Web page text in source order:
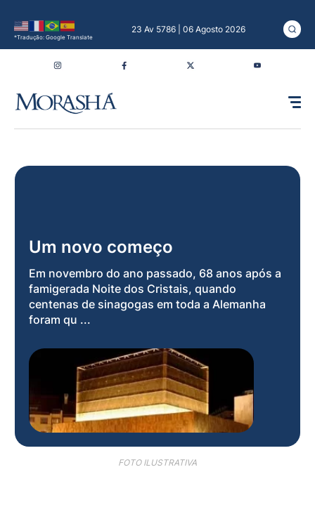
*Tradução: Google Translate
23 Av 5786 | 06 Agosto 2026
Um novo começo
Em novembro do ano passado, 68 anos após a
famigerada Noite dos Cristais, quando
centenas de sinagogas em toda a Alemanha
foram qu ...
FOTO ILUSTRATIVA